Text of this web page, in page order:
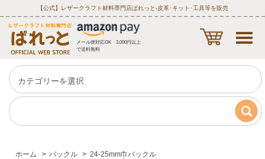
【公式】レザークラフト材料専門店ぱれっと‐皮革･キット･工具等を販売
メール便対応OK 3,000円以上
で送料無料
ホーム > バックル > 24-25mm巾バックル